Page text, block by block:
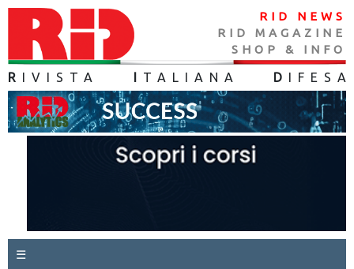
RID NEWS
RID MAGAZINE
SHOP & INFO
R IVISTA TALIANA D IFES A
☰